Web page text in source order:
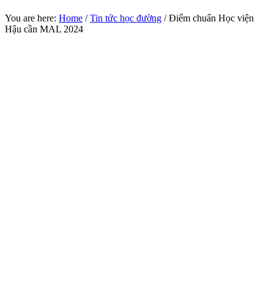
You are here: Home / Tin tức học đường /Điểm chuẩn Học viện
Hậu cần MAL 2024